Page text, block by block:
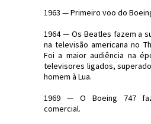
1963 — Primeiro voo do
1964 — Os Beatles fazem a
na televisão americana no
Foi a maior audiência na
televisores ligados,
homem à Lua.
1969 — O Boeing 747
comercial.